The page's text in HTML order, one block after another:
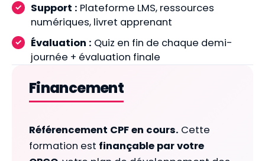
Support : Plateforme LMS, ressources
numériques, livret apprenant
Évaluation : Quiz en fin de chaque demi-
journée + évaluation finale
Financement
Référencement CPF en cours. Cette
formation est finançable par votre